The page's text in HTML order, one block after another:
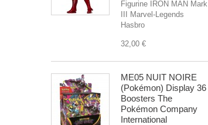
Figurine IRON MAN Mark
III Marvel-Legends
Hasbro
32,00 €
ME05 NUIT NOIRE
(Pokémon) Display 36
Boosters The
Pokémon Company
International